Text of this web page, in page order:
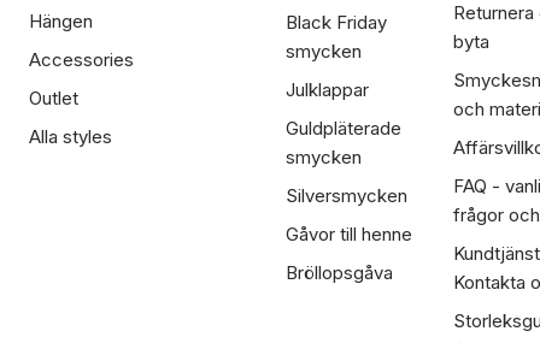
Hängen
Accessories
Outlet
Alla styles
Black Friday
smycken
Julklappar
Guldpläterade
smycken
Silversmycken
Gåvor till henne
Bröllopsgåva
Returnera
byta
och
FAQ -
frågor
Kontakta